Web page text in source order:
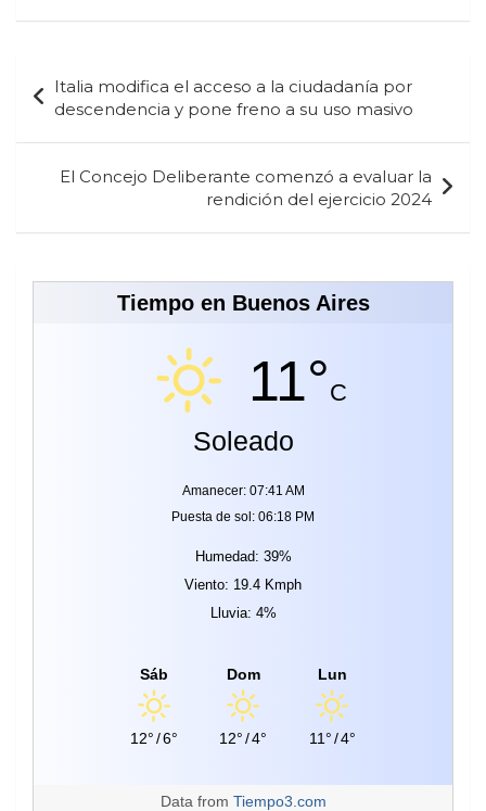
de
entradas
Italia modifica el acceso a la ciudadanía por
descendencia y pone freno a su uso masivo
El Concejo Deliberante comenzó a evaluar la
rendición del ejercicio 2024
Tiempo en Buenos Aires
11°C
Soleado
Amanecer: 07:41 AM
Puesta de sol: 06:18 PM
Humedad: 39%
Viento: 19.4 Kmph
Lluvia: 4%
Sáb
12°/6°
Dom
12°/4°
Lun
11°/4°
Data from Tiempo3.com